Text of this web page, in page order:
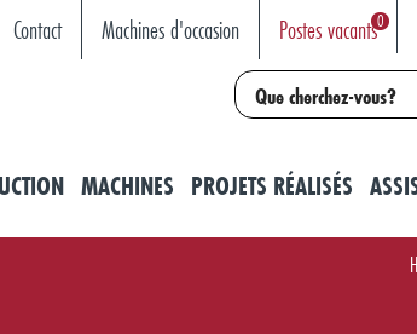
Contact Machines d'occasion Postes vacants0
MACHINES PROJETS RÉALISÉS